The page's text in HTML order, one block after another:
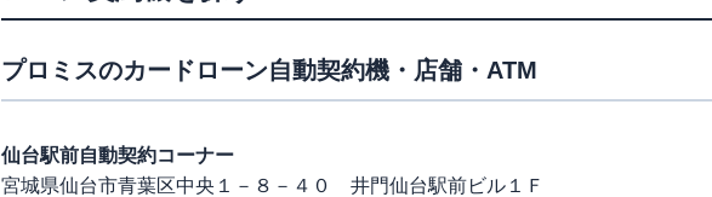
プロミスのカードローン自動契約機・店舗・ATM
仙台駅前自動契約コーナー
宮城県仙台市青葉区中央１－８－４０ 井門仙台駅前ビル１Ｆ